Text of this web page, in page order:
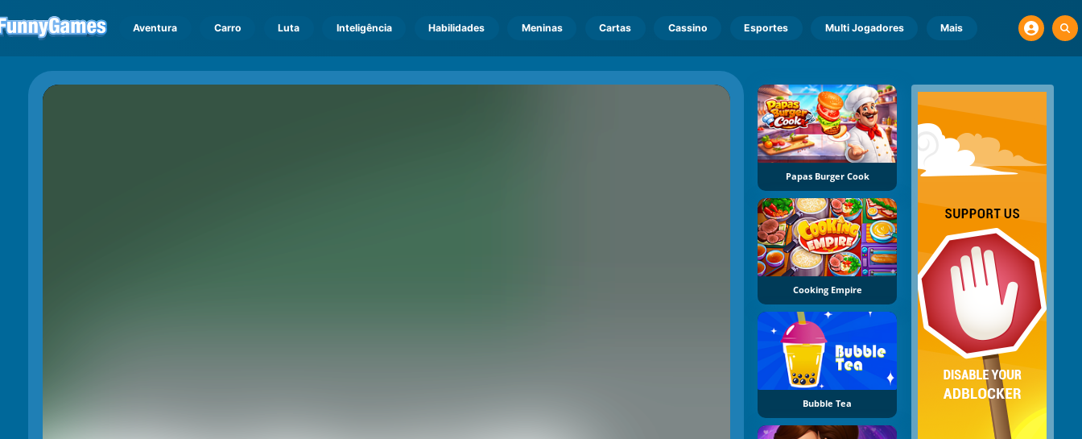
Aventura Carro Luta Inteligência Habilidades Meninas Cartas Cassino Esportes Multi Jogadores Mais
Papas Burger Cook
Cooking Empire
Bubble Tea